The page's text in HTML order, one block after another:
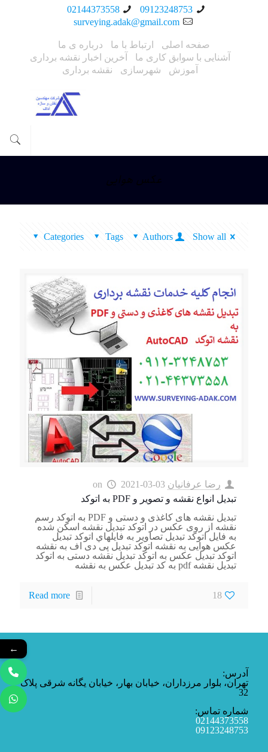
09123248753
02144373558
surveying.adak@gmail.com
صفحه اصلی ارتباط با ما
درباره ی ما
آشنایی با سوابق کاری ما
آخرین اخبار نقشه برداری
آموزش
شهرسازی نقشه برداری
عکس هوایی
Categories Tags Authors Show all
رضا عرفانیان on
2021-03-03
تبدیل انواع نقشه و تصویر و PDF به اتوکد
تبدیل نقشه های کاغذی و دستی و PDF به اتوکد رسم
نقشه از روی عکس در اتوکد تبدیل نقشه اسکن شده
به فایل اتوکد تبديل تصاوير به فايلهاي اتوكد تبدیل
عکس هوایی به نقشه اتوکد تبدیل پی دی اف به نقشه
اتوکد تبدیل عکس به اتوکد تبدیل نقشه دستی به اتوکد
تبدیل نقشه pdf به کد تبدیل عکس به نقشه
18
Read more
آدرس:
تهران، بلوار مرزداران، خیابان بهار، خیابان یگانه شرقی پلاک
32
شماره تماس:
02144373558
09123248753
←